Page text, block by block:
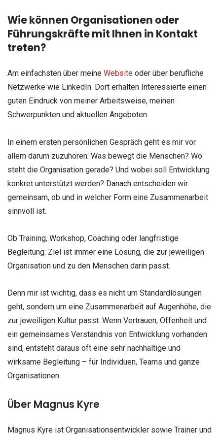
Wie können Organisationen oder
Führungskräfte mit Ihnen in Kontakt
treten?
Am einfachsten über meine Website oder über berufliche
Netzwerke wie LinkedIn. Dort erhalten Interessierte einen
guten Eindruck von meiner Arbeitsweise, meinen
Schwerpunkten und aktuellen Angeboten.
In einem ersten persönlichen Gespräch geht es mir vor
allem darum zuzuhören: Was bewegt die Menschen? Wo
steht die Organisation gerade? Und wobei soll Entwicklung
konkret unterstützt werden? Danach entscheiden wir
gemeinsam, ob und in welcher Form eine Zusammenarbeit
sinnvoll ist.
Ob Training, Workshop, Coaching oder langfristige
Begleitung: Ziel ist immer eine Lösung, die zur jeweiligen
Organisation und zu den Menschen darin passt.
Denn mir ist wichtig, dass es nicht um Standardlösungen
geht, sondern um eine Zusammenarbeit auf Augenhöhe, die
zur jeweiligen Kultur passt. Wenn Vertrauen, Offenheit und
ein gemeinsames Verständnis von Entwicklung vorhanden
sind, entsteht daraus oft eine sehr nachhaltige und
wirksame Begleitung – für Individuen, Teams und ganze
Organisationen.
Über Magnus Kyre
Magnus Kyre ist Organisationsentwickler sowie Trainer und